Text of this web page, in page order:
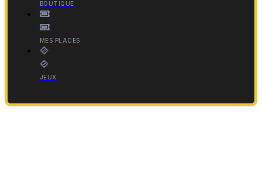
BOUTIQUE
MES PLACES
JEUX